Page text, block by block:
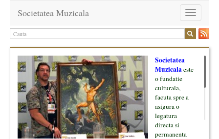
Toggle
navigation
Societatea Muzicala
Societatea
Muzicalaeste
o fundatie
culturala,
facuta spre a
asigura o
legatura
directa si
permanenta